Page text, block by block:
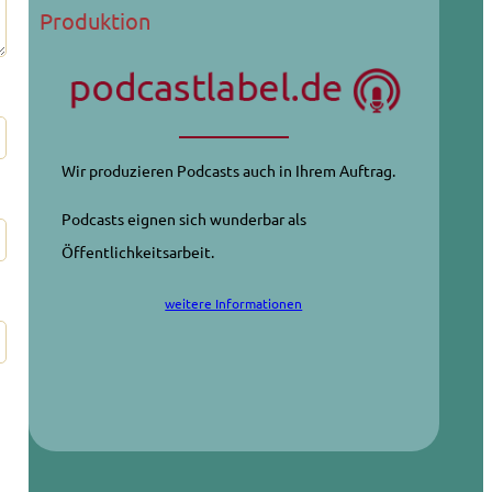
Produktion
Wir produzieren Podcasts auch in Ihrem Auftrag.
Podcasts eignen sich wunderbar als
Öffentlichkeitsarbeit.
weitere Informationen